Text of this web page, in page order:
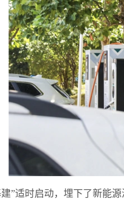
”适时启动，埋下了新能